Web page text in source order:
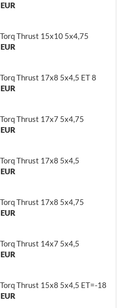
Thrust 15x10 5x4,75
Thrust 17x8 5x4,5 ET 8
Thrust 17x7 5x4,75
Thrust 17x8 5x4,5
Thrust 17x8 5x4,75
Thrust 14x7 5x4,5
Thrust 15x8 5x4,5 ET=-18